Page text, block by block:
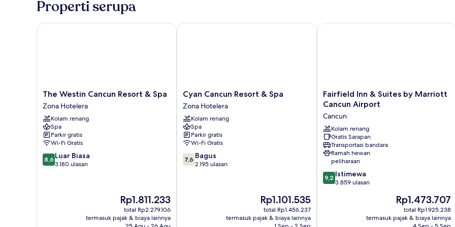
Queen,
balkon
Queen,
Properti serupa
The
Westin
Cancun
Resort
&
Spa
Zona
Hotelera
The Westin Cancun Resort & Spa
Zona Hotelera
Kolam renang
Spa
Parkir gratis
Wi-Fi Gratis
8.6
dari
8,6 Luar Biasa
3.180 ulasan
Harga
sekarang
Rp1.811.233
Rp1.811.233
total Rp2.279.106
termasuk pajak & biaya lainnya
The Westin Cancun Resort & Spa
Cyan
Cancun
Resort
&
Spa
Zona
Hotelera
Cyan Cancun Resort & Spa
Zona Hotelera
Kolam renang
Spa
Parkir gratis
Wi-Fi Gratis
7.6
dari
7,6 Bagus
2.195 ulasan
Harga
sekarang
Rp1.101.535
Rp1.101.535
total Rp1.456.237
termasuk pajak & biaya lainnya
Cyan Cancun Resort & Spa
Fairfield
Inn
Suites
by
Marriott
Cancun
Airport
Cancun
Fairfield Inn & Suites by Marriott
Cancun Airport
Cancun
Kolam renang
Gratis Sarapan
Transportasi bandara
Ramah hewan
peliharaan
9.2
dari
9,2 Istimewa
3.859 ulasan
Harga
sekarang
Rp1.473.707
Rp1.473.707
total Rp1.925.238
termasuk pajak & biaya lainnya
Fairfield Inn & Suites by Marriott